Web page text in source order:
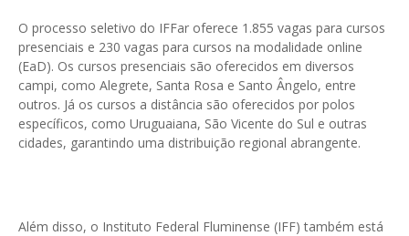
O processo seletivo do IFFar oferece 1.855 vagas para cursos
presenciais e 230 vagas para cursos na modalidade online
(EaD). Os cursos presenciais são oferecidos em diversos
campi, como Alegrete, Santa Rosa e Santo Ângelo, entre
outros. Já os cursos a distância são oferecidos por polos
específicos, como Uruguaiana, São Vicente do Sul e outras
cidades, garantindo uma distribuição regional abrangente.
Além disso, o Instituto Federal Fluminense (IFF) também está